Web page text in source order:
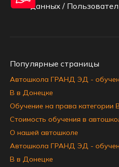
данных /
Популярные страницы
Автошкола ГРАНД ЭД -
B в Донецке
Обучение на права категории
Стоимость обучения в
О нашей автошколе
Автошкола ГРАНД ЭД -
B в Донецке